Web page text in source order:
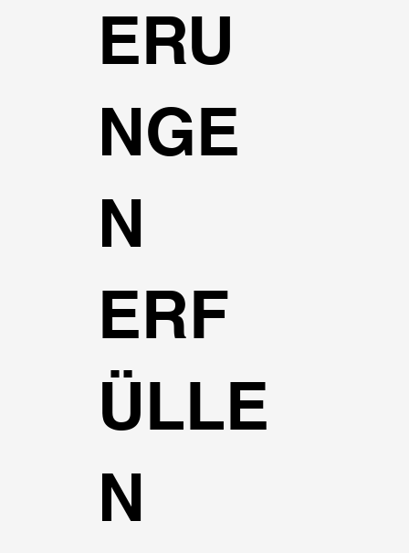
ERU
NGE
N
ERF
ÜLLE
N